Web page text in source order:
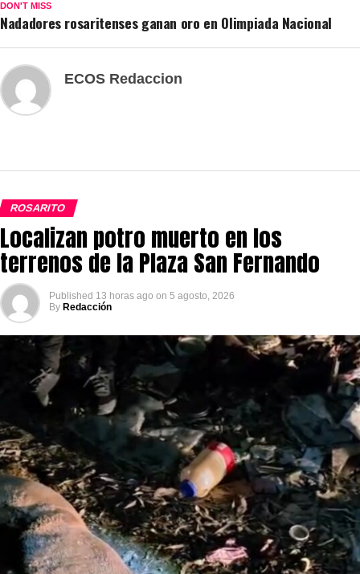
DON'T MISS
Nadadores rosaritenses ganan oro en Olimpiada Nacional
ECOS Redaccion
ROSARITO
Localizan potro muerto en los
terrenos de la Plaza San Fernando
Published 13 horas ago on 5 agosto, 2026
By Redacción